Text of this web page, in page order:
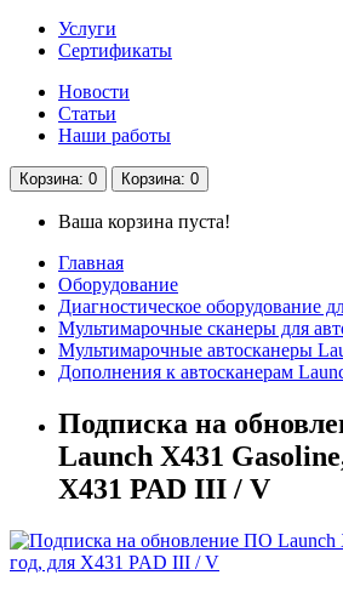
Услуги
Сертификаты
Новости
Статьи
Наши работы
Корзина: 0 Корзина: 0
Ваша корзина пуста!
Главная
Оборудование
Диагностическое оборудование
Мультимарочные сканеры для
Мультимарочные автосканеры
Дополнения к автосканерам
Подписка на
Launch X431
X431 PAD III / V